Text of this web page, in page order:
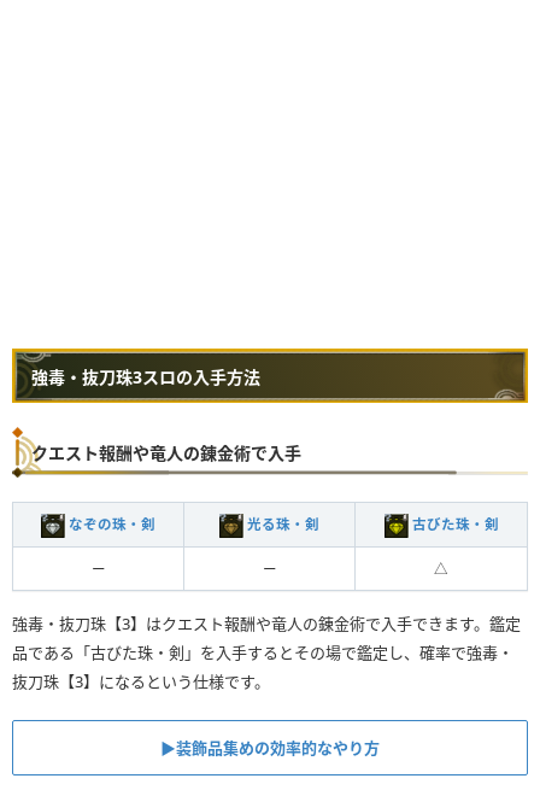
強毒・抜刀珠3スロの入手方法
クエスト報酬や竜人の錬金術で入手
なぞの珠・剣 光る珠・剣 古びた珠・剣
ー ー △
強毒・抜刀珠【3】はクエスト報酬や竜人の錬金術で入手できます。鑑定
品である「古びた珠・剣」を入手するとその場で鑑定し、確率で強毒・
抜刀珠【3】になるという仕様です。
▶︎装飾品集めの効率的なやり方